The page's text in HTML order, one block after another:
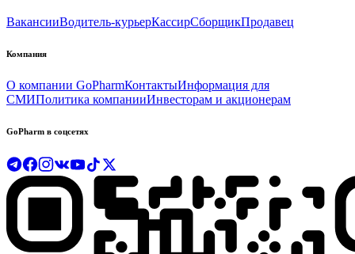
ВакансииВодитель-курьерКассирСборщикПродавец
Компания
О компании GoPharmКонтактыИнформация для
СМИПолитика компанииИнвесторам и акционерам
GoPharm в соцсетях